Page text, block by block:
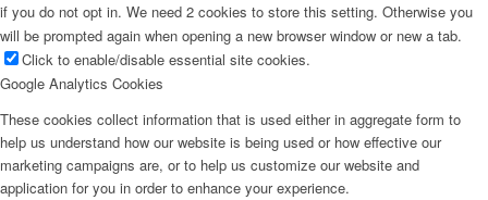
if you do not opt in. We need 2 cookies to store this setting. Otherwise you
will be prompted again when opening a new browser window or new a tab.
Click to enable/disable essential site cookies.
Google Analytics Cookies
These cookies collect information that is used either in aggregate form to
help us understand how our website is being used or how effective our
marketing campaigns are, or to help us customize our website and
application for you in order to enhance your experience.